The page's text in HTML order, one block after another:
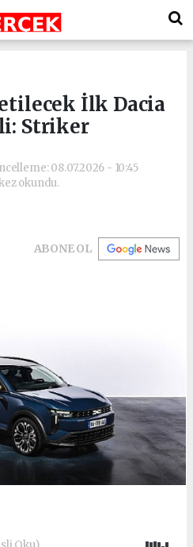
İlk Dacia
Striker
08.07.2026 - 10:45
okundu.
ABONE OL